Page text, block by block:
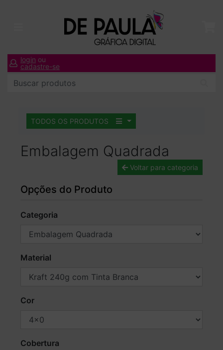
login ou
cadastre-se
TODOS OS PRODUTOS
Embalagem Quadrada
Voltar para categoria
Opções do Produto
Categoria
Material
Cor
Cobertura